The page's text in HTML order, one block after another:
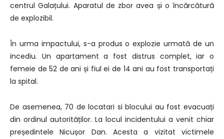
centrul Galațului. Aparatul de zbor avea și o încărcătură
de explozibil.
În urma impactului, s-a produs o explozie urmată de un
incediu. Un apartament a fost distrus complet, iar o
femeie de 52 de ani și fiul ei de 14 ani au fost transportați
la spital.
De asemenea, 70 de locatari si blocului au fost evacuați
din ordinul autorităților. La locul incidentului a venit chiar
președintele Nicușor Dan. Acesta a vizitat victimele